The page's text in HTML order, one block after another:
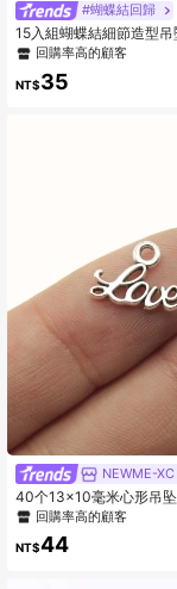
#蝴蝶結回歸
15入組蝴蝶結細節造型吊
DIY珠寶製作
回購率高的顧客
NT$35
NEWME-XC
40个13x10毫米心形吊坠
制作回購率高的顧客
NT$44